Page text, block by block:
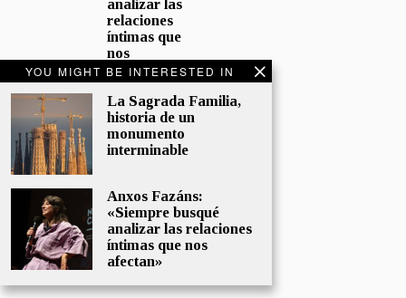
YOU MIGHT BE INTERESTED IN
La Sagrada Familia,
historia de un
monumento
interminable
Anxos Fazáns:
«Siempre busqué
analizar las relaciones
íntimas que nos
afectan»
analizar las
relaciones
íntimas que
nos
afectan»
5 junio, 2026
El hijo de la
cómica, el
homenaje
Sacristán a
Fernán
Gómez
28 mayo,
2026